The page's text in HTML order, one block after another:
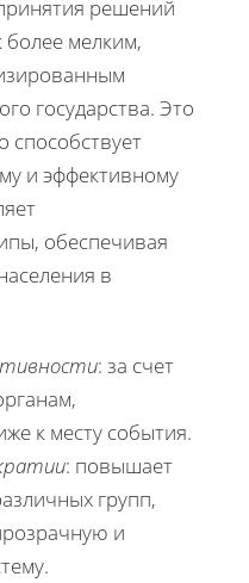
решений
более мелким,
государства. Это
способствует
и эффективному
обеспечивая
в
: за счет
к месту события.
: повышает
групп,
и